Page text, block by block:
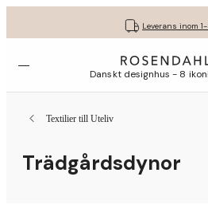
Leverans inom
Fri frakt på köp för
30 dagars fri
Få dina
Öppna menyn Danskt designhus - 8
Textilier till Uteliv
Trädgårdsdynor